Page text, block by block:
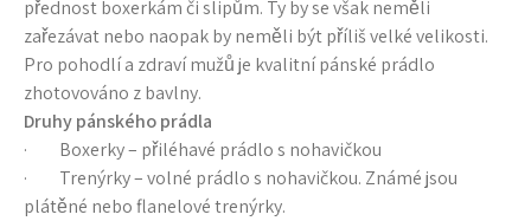
přednost boxerkám či slipům. Ty by se však neměli
zařezávat nebo naopak by neměli být příliš velké velikosti.
Pro pohodlí a zdraví mužů je kvalitní pánské prádlo
zhotovováno z bavlny.
Druhy pánského prádla
· Boxerky – přiléhavé prádlo s nohavičkou
· Trenýrky – volné prádlo s nohavičkou. Známé jsou
plátěné nebo flanelové trenýrky.